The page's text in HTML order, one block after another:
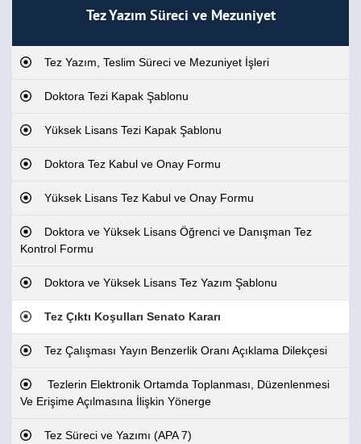
Tez Yazım Süreci ve Mezuniyet
Tez Yazım, Teslim Süreci ve Mezuniyet İşleri
Doktora Tezi Kapak Şablonu
Yüksek Lisans Tezi Kapak Şablonu
Doktora Tez Kabul ve Onay Formu
Yüksek Lisans Tez Kabul ve Onay Formu
Doktora ve Yüksek Lisans Öğrenci ve Danışman Tez
Kontrol Formu
Doktora ve Yüksek Lisans Tez Yazım Şablonu
Tez Çıktı Koşulları Senato Kararı
Tez Çalışması Yayın Benzerlik Oranı Açıklama Dilekçesi
Tezlerin Elektronik Ortamda Toplanması, Düzenlenmesi
Ve Erişime Açılmasına İlişkin Yönerge
Tez Süreci ve Yazımı (APA 7)